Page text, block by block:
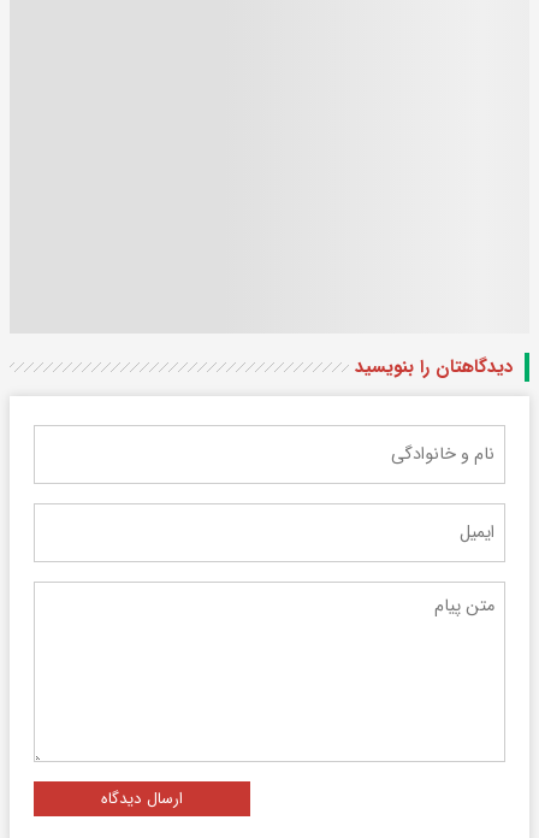
دیدگاهتان را بنویسید
ارسال دیدگاه